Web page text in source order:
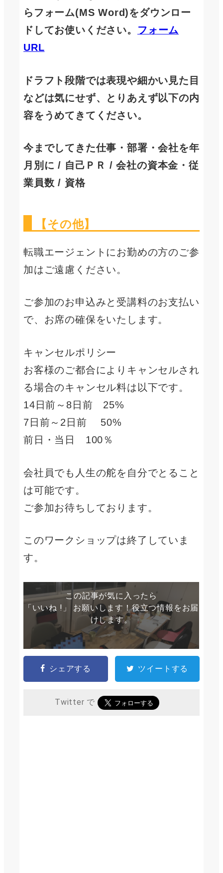
らフォーム(MS Word)をダウンロー
ドしてお使いください。 フォーム
URL
ドラフト段階では表現や細かい見た目
などは気にせず、とりあえず以下の内
容をうめてきてください。
今までしてきた仕事・部署・会社を年
月別に / 自己ＰＲ / 会社の資本金・従
業員数 / 資格
【その他】
転職エージェントにお勤めの方のご参
加はご遠慮ください。
ご参加のお申込みと受講料のお支払い
で、お席の確保をいたします。
キャンセルポリシー
お客様のご都合によりキャンセルされ
る場合のキャンセル料は以下です。
14日前～8日前 25%
7日前～2日前 50%
前日・当日 100％
会社員でも人生の舵を自分でとること
は可能です。
ご参加お待ちしております。
このワークショップは終了していま
す。
この記事が気に入ったら
「いいね !」 お願いします！役立つ情報をお届
けします。
シェアする ツイートする
Twitter で